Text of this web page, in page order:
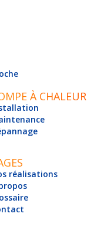
À CHALEUR
réalisations